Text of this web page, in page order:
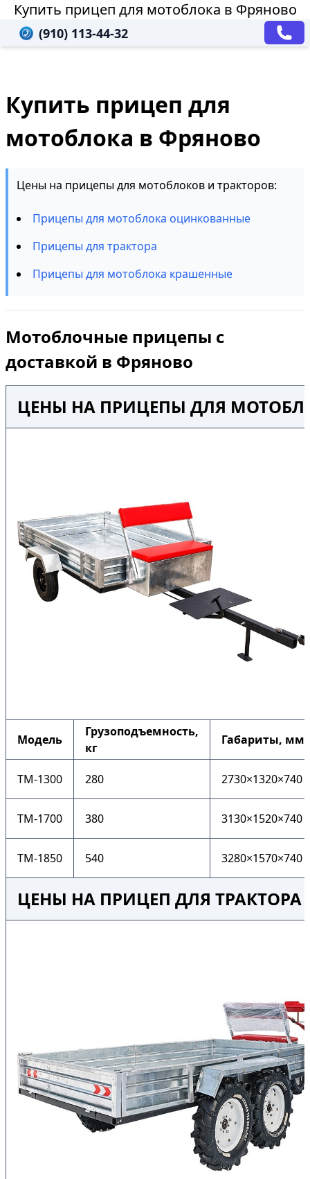
Купить прицеп для мотоблока в Фряново
(910) 113-44-32
Купить прицеп для
мотоблока в Фряново
Цены на прицепы для мотоблоков и тракторов:
Прицепы для мотоблока оцинкованные
Прицепы для трактора
Прицепы для мотоблока крашенные
Мотоблочные прицепы с
доставкой в Фряново
ЦЕНЫ НА ПРИЦЕПЫ ДЛЯ
Модель
Грузоподъемность,
кг
Габариты, мм
ТМ-1300 280 2730×1320×740
ТМ-1700 380 3130×1520×740
ТМ-1850 540 3280×1570×740
ЦЕНЫ НА ПРИЦЕП ДЛЯ